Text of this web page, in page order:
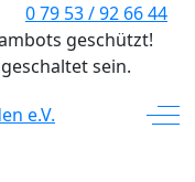
0 79 53 / 92 66 44
geschützt!
sein.